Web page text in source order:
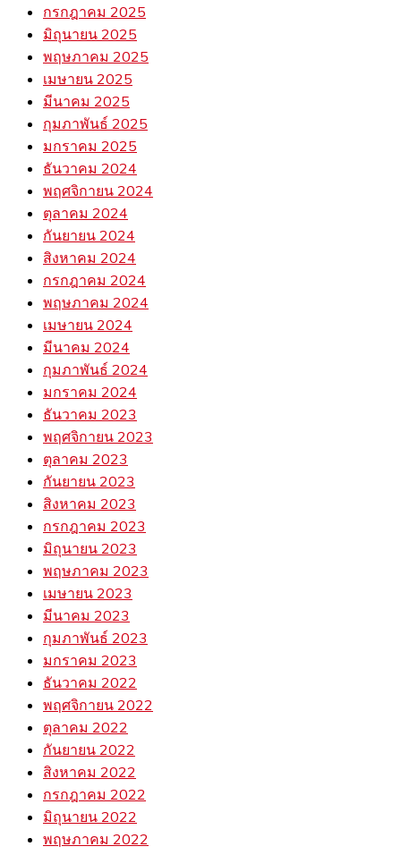
กรกฎาคม 2025
มิถุนายน 2025
พฤษภาคม 2025
เมษายน 2025
มีนาคม 2025
กุมภาพันธ์ 2025
มกราคม 2025
ธันวาคม 2024
พฤศจิกายน 2024
ตุลาคม 2024
กันยายน 2024
สิงหาคม 2024
กรกฎาคม 2024
พฤษภาคม 2024
เมษายน 2024
มีนาคม 2024
กุมภาพันธ์ 2024
มกราคม 2024
ธันวาคม 2023
พฤศจิกายน 2023
ตุลาคม 2023
กันยายน 2023
สิงหาคม 2023
กรกฎาคม 2023
มิถุนายน 2023
พฤษภาคม 2023
เมษายน 2023
มีนาคม 2023
กุมภาพันธ์ 2023
มกราคม 2023
ธันวาคม 2022
พฤศจิกายน 2022
ตุลาคม 2022
กันยายน 2022
สิงหาคม 2022
กรกฎาคม 2022
มิถุนายน 2022
พฤษภาคม 2022